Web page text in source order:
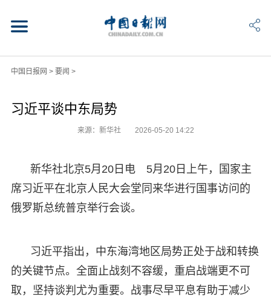
中国日报网 > 要闻 >
习近平谈中东局势
来源：新华社 2026-05-20 14:22
新华社北京5月20日电 5月20日上午，国家主
席习近平在北京人民大会堂同来华进行国事访问的
俄罗斯总统普京举行会谈。
习近平指出，中东海湾地区局势正处于战和转换
的关键节点。全面止战刻不容缓，重启战端更不可
取，坚持谈判尤为重要。战事尽早平息有助于减少